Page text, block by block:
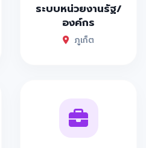
ระบบหน่วยงานรัฐ/
องค์กร
ภูเก็ต